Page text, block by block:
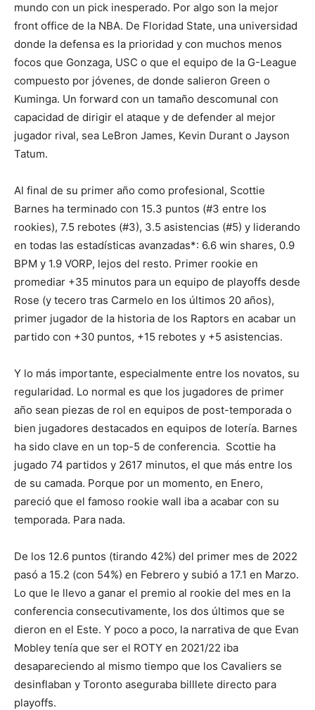
mundo con un pick inesperado. Por algo son la mejor
front office de la NBA. De Floridad State, una universidad
donde la defensa es la prioridad y con muchos menos
focos que Gonzaga, USC o que el equipo de la G-League
compuesto por jóvenes, de donde salieron Green o
Kuminga. Un forward con un tamaño descomunal con
capacidad de dirigir el ataque y de defender al mejor
jugador rival, sea LeBron James, Kevin Durant o Jayson
Tatum.
Al final de su primer año como profesional, Scottie
Barnes ha terminado con 15.3 puntos (#3 entre los
rookies), 7.5 rebotes (#3), 3.5 asistencias (#5) y liderando
en todas las estadísticas avanzadas*: 6.6 win shares, 0.9
BPM y 1.9 VORP, lejos del resto. Primer rookie en
promediar +35 minutos para un equipo de playoffs desde
Rose (y tecero tras Carmelo en los últimos 20 años),
primer jugador de la historia de los Raptors en acabar un
partido con +30 puntos, +15 rebotes y +5 asistencias.
Y lo más importante, especialmente entre los novatos, su
regularidad. Lo normal es que los jugadores de primer
año sean piezas de rol en equipos de post-temporada o
bien jugadores destacados en equipos de lotería. Barnes
ha sido clave en un top-5 de conferencia. Scottie ha
jugado 74 partidos y 2617 minutos, el que más entre los
de su camada. Porque por un momento, en Enero,
pareció que el famoso rookie wall iba a acabar con su
temporada. Para nada.
De los 12.6 puntos (tirando 42%) del primer mes de 2022
pasó a 15.2 (con 54%) en Febrero y subió a 17.1 en Marzo.
Lo que le llevo a ganar el premio al rookie del mes en la
conferencia consecutivamente, los dos últimos que se
dieron en el Este. Y poco a poco, la narrativa de que Evan
Mobley tenía que ser el ROTY en 2021/22 iba
desapareciendo al mismo tiempo que los Cavaliers se
desinflaban y Toronto aseguraba billlete directo para
playoffs.